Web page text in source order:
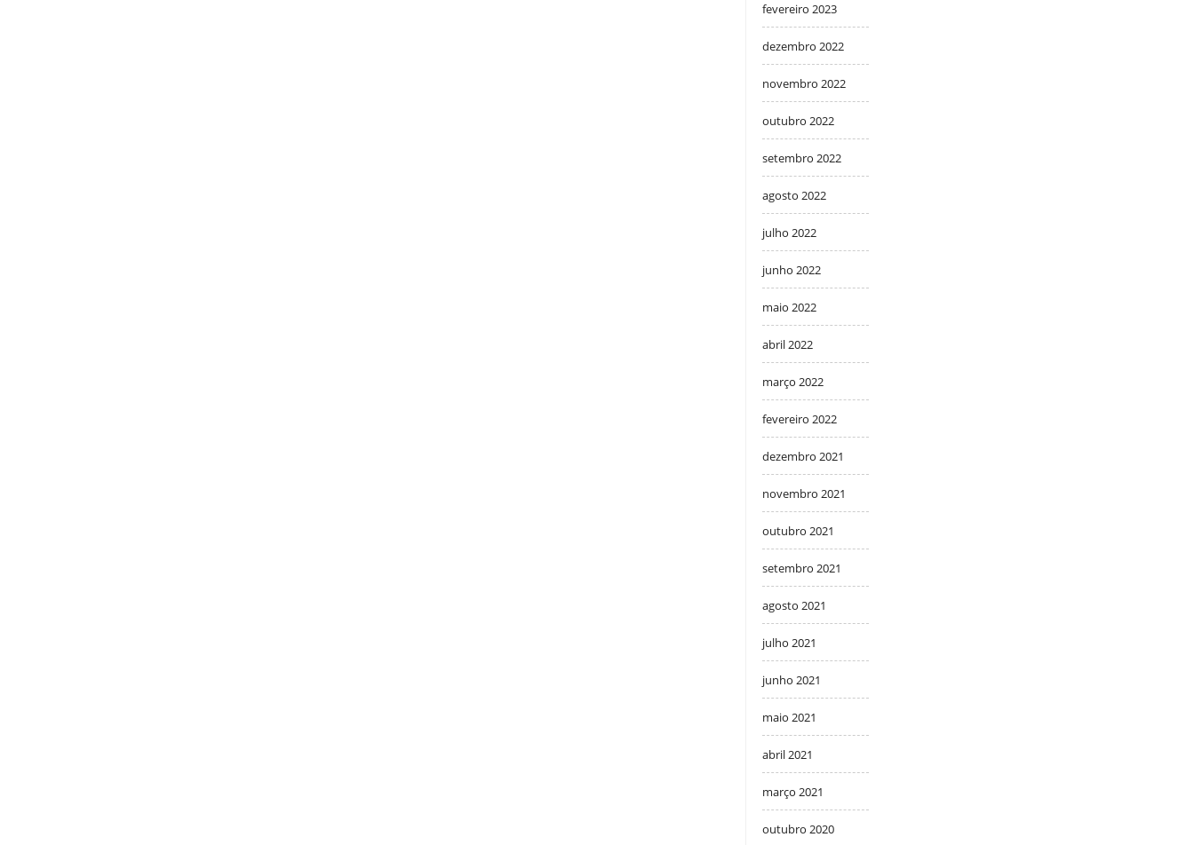
fevereiro 2023
dezembro 2022
novembro 2022
outubro 2022
setembro 2022
agosto 2022
julho 2022
junho 2022
maio 2022
abril 2022
março 2022
fevereiro 2022
dezembro 2021
novembro 2021
outubro 2021
setembro 2021
agosto 2021
julho 2021
junho 2021
maio 2021
abril 2021
março 2021
outubro 2020